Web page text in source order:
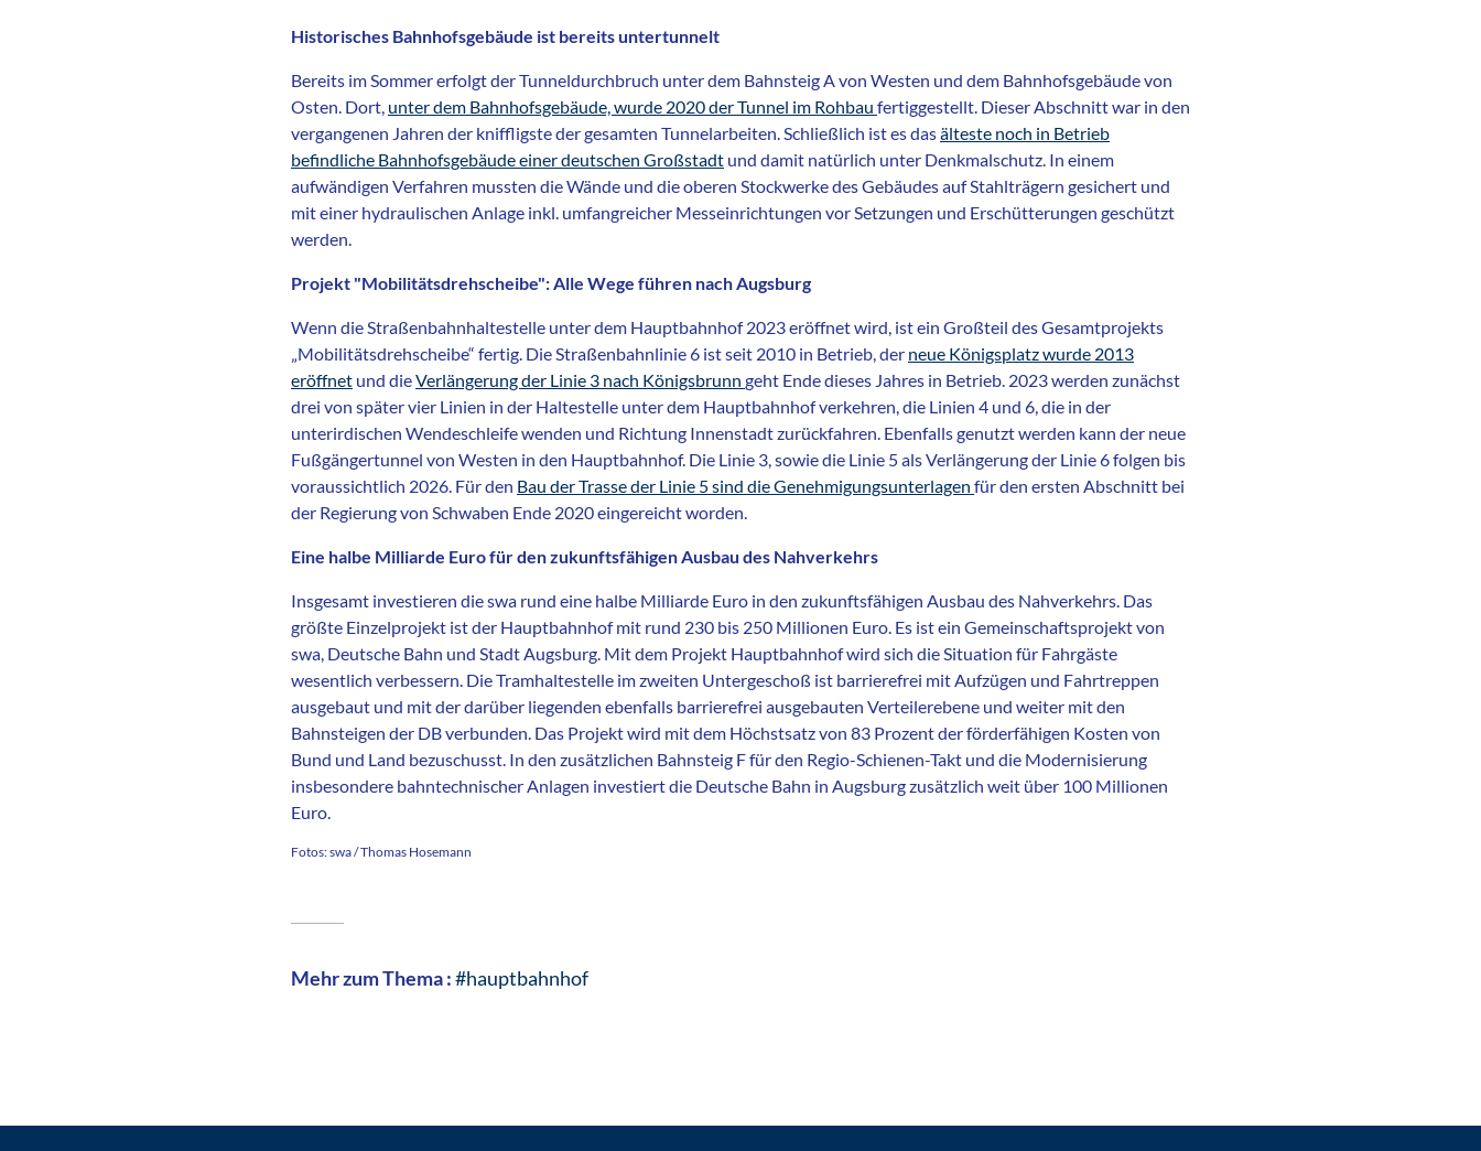
Historisches Bahnhofsgebäude ist bereits untertunnelt
Bereits im Sommer erfolgt der Tunneldurchbruch unter dem Bahnsteig A von Westen und dem Bahnhofsgebäude von
Osten. Dort, unter dem Bahnhofsgebäude, wurde 2020 der Tunnel im Rohbau fertiggestellt. Dieser Abschnitt war in den
vergangenen Jahren der kniffligste der gesamten Tunnelarbeiten. Schließlich ist es dasälteste noch in Betrieb
befindliche Bahnhofsgebäude einer deutschen Großstadt und damit natürlich unter Denkmalschutz. In einem
aufwändigen Verfahren mussten die Wände und die oberen Stockwerke des Gebäudes auf Stahlträgern gesichert und
mit einer hydraulischen Anlage inkl. umfangreicher Messeinrichtungen vor Setzungen und Erschütterungen geschützt
werden.
Projekt "Mobilitätsdrehscheibe": Alle Wege führen nach Augsburg
Wenn die Straßenbahnhaltestelle unter dem Hauptbahnhof 2023 eröffnet wird, ist ein Großteil des Gesamtprojekts
„Mobilitätsdrehscheibe“ fertig. Die Straßenbahnlinie 6 ist seit 2010 in Betrieb, der neue Königsplatz wurde 2013
eröffnet und dieVerlängerung der Linie 3 nach Königsbrunn geht Ende dieses Jahres in Betrieb. 2023 werden zunächst
drei von später vier Linien in der Haltestelle unter dem Hauptbahnhof verkehren, die Linien 4 und 6, die in der
unterirdischen Wendeschleife wenden und Richtung Innenstadt zurückfahren. Ebenfalls genutzt werden kann der neue
Fußgängertunnel von Westen in den Hauptbahnhof. Die Linie 3, sowie die Linie 5 als Verlängerung der Linie 6 folgen bis
voraussichtlich 2026. Für den Bau der Trasse der Linie 5 sind die Genehmigungsunterlagen für den ersten Abschnitt bei
der Regierung von Schwaben Ende 2020 eingereicht worden.
Eine halbe Milliarde Euro für den zukunftsfähigen Ausbau des Nahverkehrs
Insgesamt investieren die swa rund eine halbe Milliarde Euro in den zukunftsfähigen Ausbau des Nahverkehrs. Das
größte Einzelprojekt ist der Hauptbahnhof mit rund 230 bis 250 Millionen Euro. Es ist ein Gemeinschaftsprojekt von
swa, Deutsche Bahn und Stadt Augsburg. Mit dem Projekt Hauptbahnhof wird sich die Situation für Fahrgäste
wesentlich verbessern. Die Tramhaltestelle im zweiten Untergeschoß ist barrierefrei mit Aufzügen und Fahrtreppen
ausgebaut und mit der darüber liegenden ebenfalls barrierefrei ausgebauten Verteilerebene und weiter mit den
Bahnsteigen der DB verbunden. Das Projekt wird mit dem Höchstsatz von 83 Prozent der förderfähigen Kosten von
Bund und Land bezuschusst. In den zusätzlichen Bahnsteig F für den Regio-Schienen-Takt und die Modernisierung
insbesondere bahntechnischer Anlagen investiert die Deutsche Bahn in Augsburg zusätzlich weit über 100 Millionen
Euro.
Fotos: swa / Thomas Hosemann
Mehr zum Thema :#hauptbahnhof